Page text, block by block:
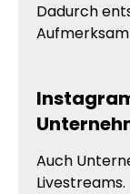
Dadurch
Auch
Livestreams.